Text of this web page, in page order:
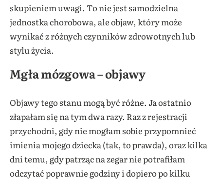
skupieniem uwagi. To nie jest samodzielna
jednostka chorobowa, ale objaw, który może
wynikać z różnych czynników zdrowotnych lub
stylu życia.
Mgła mózgowa – objawy
Objawy tego stanu mogą być różne. Ja ostatnio
złapałam się na tym dwa razy. Raz z rejestracji
przychodni, gdy nie mogłam sobie przypomnieć
imienia mojego dziecka (tak, to prawda), oraz kilka
dni temu, gdy patrząc na zegar nie potrafiłam
odczytać poprawnie godziny i dopiero po kilku